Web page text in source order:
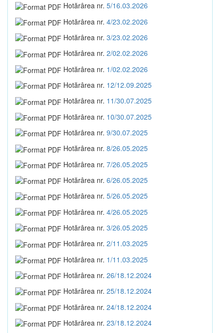
Hotărârea nr. 5/16.03.2026
Hotărârea nr. 4/23.02.2026
Hotărârea nr. 3/23.02.2026
Hotărârea nr. 2/02.02.2026
Hotărârea nr. 1/02.02.2026
Hotărârea nr. 12/12.09.2025
Hotărârea nr. 11/30.07.2025
Hotărârea nr. 10/30.07.2025
Hotărârea nr. 9/30.07.2025
Hotărârea nr. 8/26.05.2025
Hotărârea nr. 7/26.05.2025
Hotărârea nr. 6/26.05.2025
Hotărârea nr. 5/26.05.2025
Hotărârea nr. 4/26.05.2025
Hotărârea nr. 3/26.05.2025
Hotărârea nr. 2/11.03.2025
Hotărârea nr. 1/11.03.2025
Hotărârea nr. 26/18.12.2024
Hotărârea nr. 25/18.12.2024
Hotărârea nr. 24/18.12.2024
Hotărârea nr. 23/18.12.2024